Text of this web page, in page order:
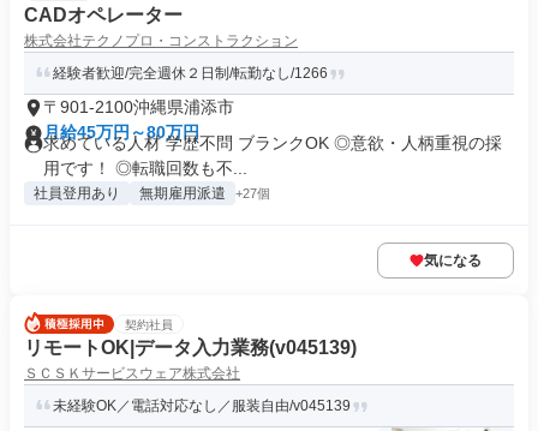
CADオペレーター
株式会社テクノプロ・コンストラクション
経験者歓迎/完全週休２日制/転勤なし/1266
〒901-2100沖縄県浦添市
月給45万円～80万円
求めている人材 学歴不問 ブランクOK ◎意欲・人柄重視の採
用です！ ◎転職回数も不...
社員登用あり 無期雇用派遣 +27個
気になる
契約社員
リモートOK|データ入力業務(v045139)
ＳＣＳＫサービスウェア株式会社
未経験OK／電話対応なし／服装自由/v045139